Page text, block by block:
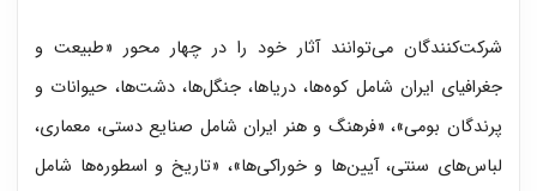
شرکت‌کنندگان می‌توانند آثار خود را در چهار محور «طبیعت و
جغرافیای ایران شامل کوه‌ها، دریاها، جنگل‌ها، دشت‌ها، حیوانات و
پرندگان بومی»، «فرهنگ و هنر ایران شامل صنایع دستی، معماری،
لباس‌های سنتی، آیین‌ها و خوراکی‌ها»، «تاریخ و اسطوره‌ها شامل